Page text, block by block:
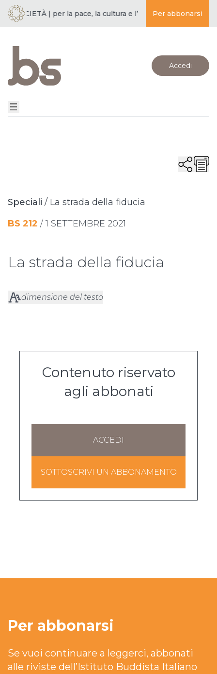
E SOCIETÀ | per la pace, la cultura e l’educazione ·
Per abbonarsi
Accedi
Speciali / La strada della fiducia
BS 212 / 1 SETTEMBRE 2021
La strada della fiducia
dimensione del testo
Contenuto riservato
agli abbonati
ACCEDI
SOTTOSCRIVI UN ABBONAMENTO
Per abbonarsi
Se vuoi continuare a leggerci, abbonati
alle riviste dell’Istituto Buddista Italiano